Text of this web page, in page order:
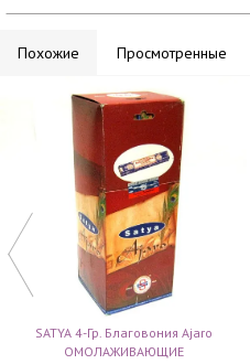
Похожие Просмотренные
SATYA 4-Гр. Благовония Ajaro
ОМОЛАЖИВАЮЩИЕ